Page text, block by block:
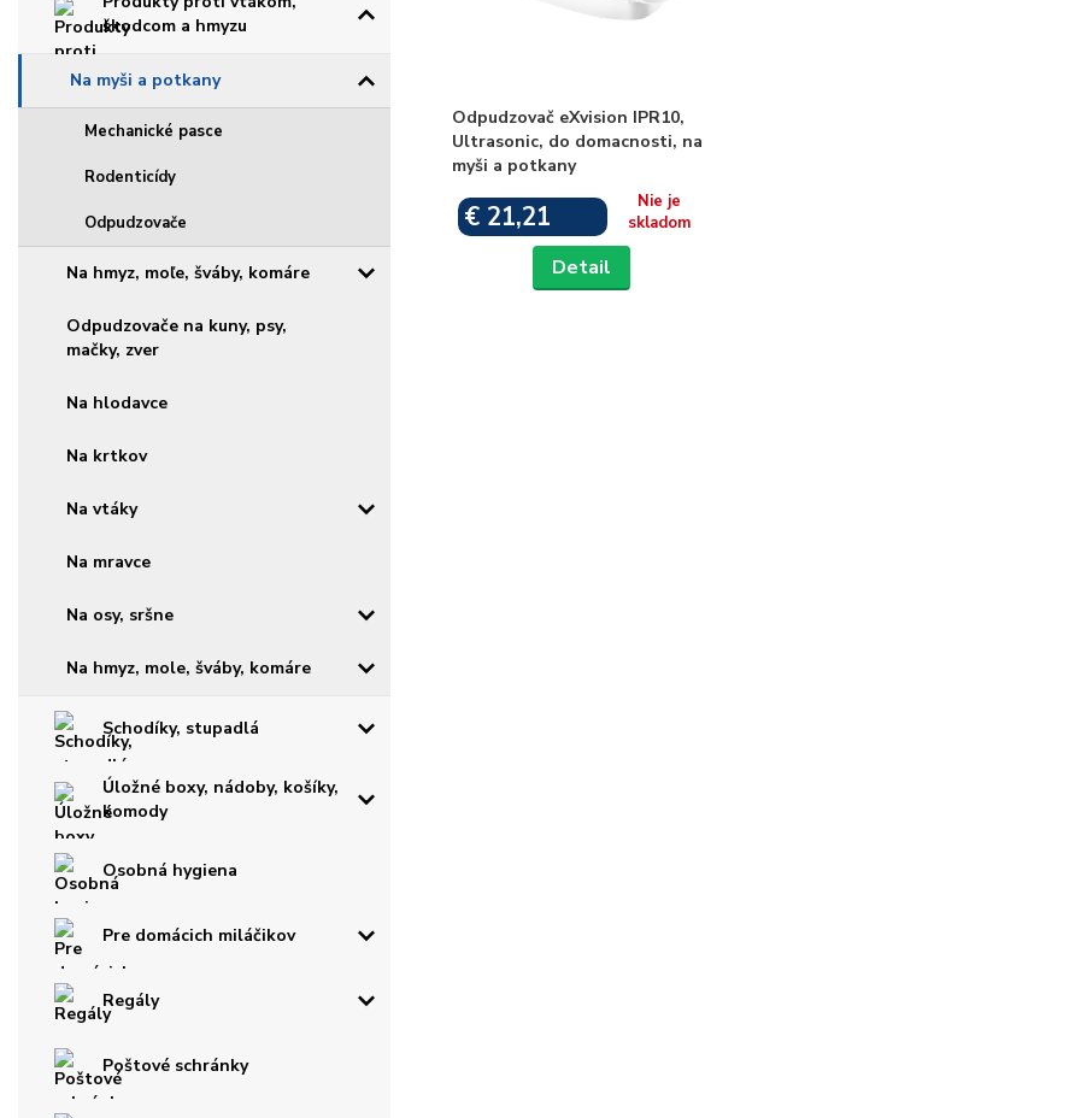
škodcom a hmyzu
Na myši a potkany
Mechanické pasce
Rodenticídy
Odpudzovače
Na hmyz, moľe, šváby, komáre
Odpudzovače na kuny, psy,
mačky, zver
Na hlodavce
Na krtkov
Na vtáky
Na mravce
Na osy, sršne
Na hmyz, mole, šváby, komáre
Schodíky, stupadlá
Úložné boxy, nádoby, košíky,
komody
Osobná hygiena
Pre domácich miláčikov
Regály
Poštové schránky
Odpudzovač eXvision IPR10,
Ultrasonic, do domacnosti, na
myši a potkany
€ 21,21
Nie je
skladom
Detail